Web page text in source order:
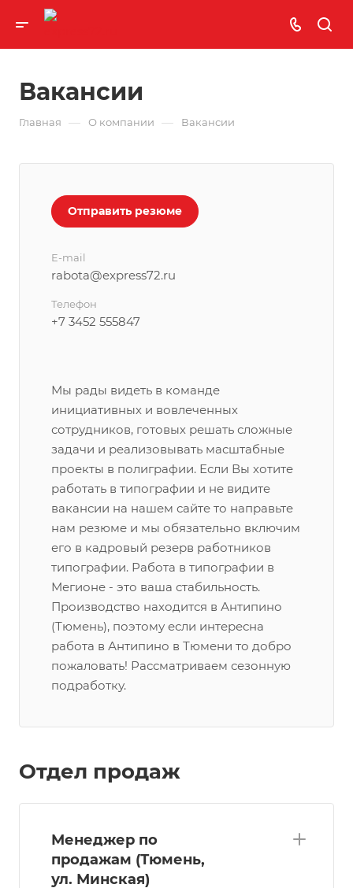
Вакансии
Главная — О компании — Вакансии
Отправить резюме
E-mail
rabota@express72.ru
Телефон
+7 3452 555847
Мы рады видеть в команде
инициативных и вовлеченных
сотрудников, готовых решать сложные
задачи и реализовывать масштабные
проекты в полиграфии. Если Вы хотите
работать в типографии и не видите
вакансии на нашем сайте то направьте
нам резюме и мы обязательно включим
его в кадровый резерв работников
типографии. Работа в типографии в
Мегионе - это ваша стабильность.
Производство находится в Антипино
(Тюмень), поэтому если интересна
работа в Антипино в Тюмени то добро
пожаловать! Рассматриваем сезонную
подработку.
Отдел продаж
Менеджер по
продажам (Тюмень,
ул. Минская)